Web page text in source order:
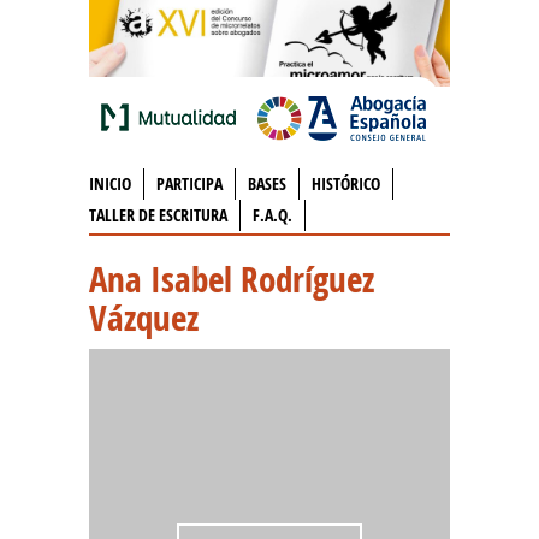
INICIO PARTICIPA BASES
HISTÓRICO
TALLER DE ESCRITURA
F.A.Q.
Ana Isabel Rodríguez
Vázquez